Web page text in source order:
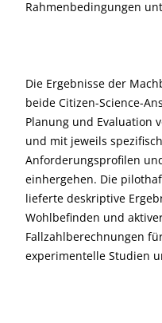
Rahmenbedingungen
Die Ergebnisse der
beide Citizen-Science-
Planung und Evaluation
und mit jeweils
Anforderungsprofilen
einhergehen. Die
lieferte deskriptive
Wohlbefinden und
Fallzahlberechnungen
experimentelle Studien